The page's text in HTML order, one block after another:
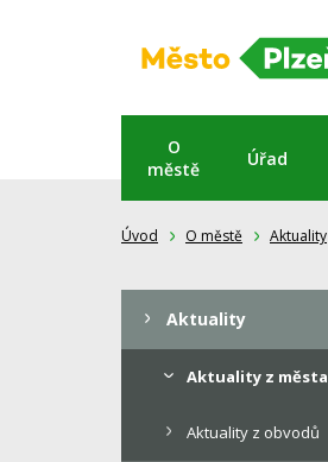
O
městě
Úřad
Úvod O městě Aktuality
Aktuality
Aktuality z města
Aktuality z obvodů